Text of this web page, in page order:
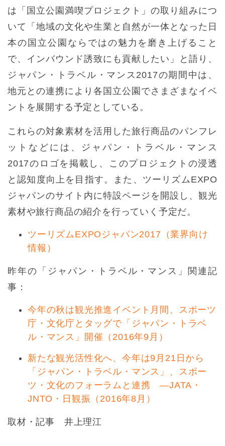
は「国立公園満喫プロジェクト」の取り組みにつ
いて「地域の文化や生業と自然が一体となった日
本の国立公園ならではの魅力を磨き上げること
で、インバウンド誘致にも貢献したい」と語り、
ジャパン・トラベル・マンス2017の期間中は、
地元との連携により各国立公園でさまざまなイベ
ントを展開する予定としている。
これらの対象素材を活用した旅行商品のパンフレ
ットなどには、ジャパン・トラベル・マンス
2017のロゴを掲載し、このプロジェクトの浸透
と認知度向上を目指す。また、ツーリズムEXPO
ジャパンのサイト内に特設ページを開設し、観光
素材や旅行商品の紹介を行っていく予定だ。
ツーリズムEXPOジャパン2017（業界向け
情報）
昨年の「ジャパン・トラベル・マンス」関連記
事：
今年の秋は観光推進イベント月間、スポーツ
庁・文化庁とタッグで「ジャパン・トラベ
ル・マンス」開催（2016年9月）
新たな観光活性化へ、今年は9月21日から
「ジャパン・トラベル・マンス」、スポー
ツ・文化のフォーラムと連携 ―JATA・
JNTO・日観振（2016年8月）
取材・記事 井上理江